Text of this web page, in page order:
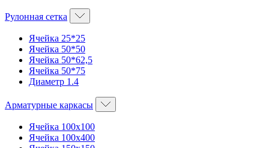
Рулонная сетка
Ячейка 25*25
Ячейка 50*50
Ячейка 50*62,5
Ячейка 50*75
Диаметр 1.4
Арматурные каркасы
Ячейка 100х100
Ячейка 100х400